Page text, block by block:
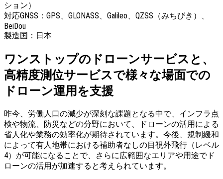
ション）
対応GNSS：GPS、GLONASS、Galileo、QZSS（みちびき）、
BeiDou
製造国：日本
ワンストップのドローンサービスと、
高精度測位サービスで様々な場面での
ドローン運用を支援
昨今、労働人口の減少が深刻な課題となる中で、インフラ点
検や物流、防災などの分野において、ドローンの活用による
省人化や業務の効率化が期待されています。今後、規制緩和
によって有人地帯における補助者なしの目視外飛行（レベル
4）が可能になることで、さらに広範囲なエリアや用途でド
ローンの活用が加速すると考えられています。